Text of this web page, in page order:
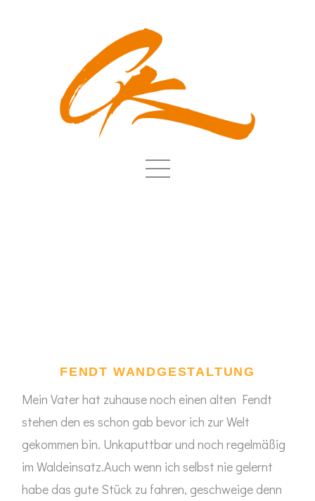
FENDT WANDGESTALTUNG
Mein Vater hat zuhause noch einen alten Fendt
stehen den es schon gab bevor ich zur Welt
gekommen bin. Unkaputtbar und noch regelmäßig
im Waldeinsatz.Auch wenn ich selbst nie gelernt
habe das gute Stück zu fahren, geschweige denn